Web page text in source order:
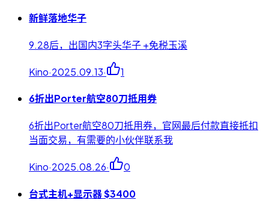
新鲜落地华子
9.28后，出国内3字头华子 +免税玉溪
Kino·2025.09.13· 1
6折出Porter航空80刀抵用券
6折出Porter航空80刀抵用券，官网最后付款直接抵扣
当面交易，有需要的小伙伴联系我
Kino·2025.08.26· 0
台式主机+显示器 $3400